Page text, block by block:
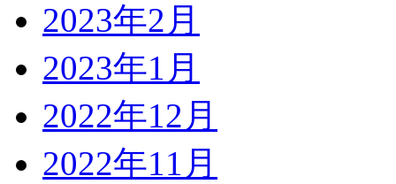
2023年2月
2023年1月
2022年12月
2022年11月